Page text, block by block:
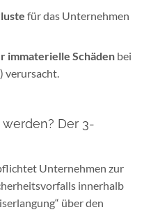
für das Unternehmen
immaterielle Schädenbei
verursacht.
Der 3-
Unternehmen zur
innerhalb
über den